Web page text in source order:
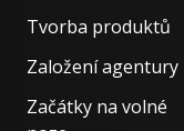
Tvorba produktů
Založení agentury
Začátky na volné